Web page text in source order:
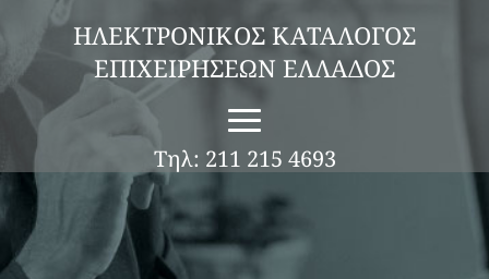
ΗΛΕΚΤΡΟΝΙΚΟΣ ΚΑΤΑΛΟΓΟΣ
ΕΠΙΧΕΙΡΗΣΕΩΝ ΕΛΛΑΔΟΣ
Τηλ: 211 215 4693